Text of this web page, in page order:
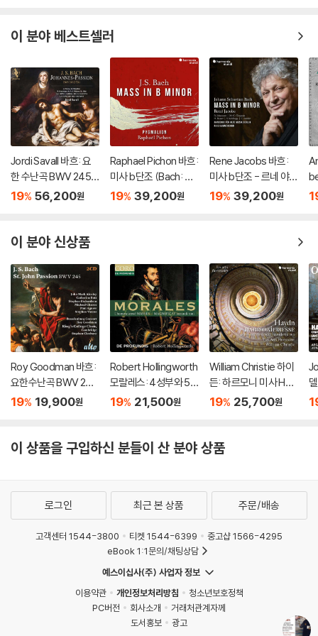
이 분야 베스트셀러
Jordi Savall 바흐: 요
한 수난곡 BWV 245
(Bach: Johannes-P
19% 56,200원
Raphael Pichon 바흐:
미사 b단조 (Bach: Ma
ss in b minor, BWV 2
19% 39,200원
Rene Jacobs 바흐:
미사 b단조 - 르네 야콥
스 (Bach: Mass In b
19% 39,200원
이 분야 신상품
Roy Goodman 바흐:
요한수난곡 BWV 245
(Bach: St. John Pass
19% 19,900원
Robert Hollingworth
모랄레스: 4성부와 5
성부 미사 ‘무장한 사
Masses)
19% 21,500원
William Christie 하이
든: 하르모니 미사 Ho
b. XXII:14 (Haydn: Ha
19% 25,700원
이 상품을 구입하신 분들이 산 분야 상품
로그인 최근 본 상품 주문/배송
고객센터 1544-3800 티켓 1544-6399
중고샵 1566-4295
eBook 1:1문의/채팅상담
예스이십사(주) 사업자 정보
이용약관
개인정보처리방침
청소년보호정책
PC버전
회사소개
거래처관계자께
도서홍보
광고